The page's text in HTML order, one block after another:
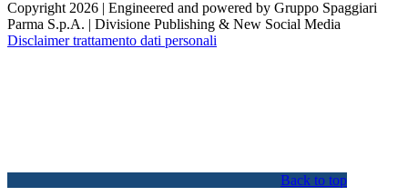
Copyright 2026 | Engineered and powered by Gruppo Spaggiari
Parma S.p.A. | Divisione Publishing & New Social Media
Disclaimer trattamento dati personali
Back to top